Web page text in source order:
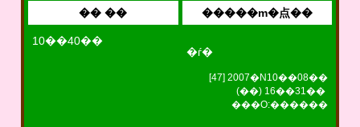
�� �� �����m�点��
10��40��
�ѓ�
[47] 2007�N10��08��
(��) 16��31��
���O:������